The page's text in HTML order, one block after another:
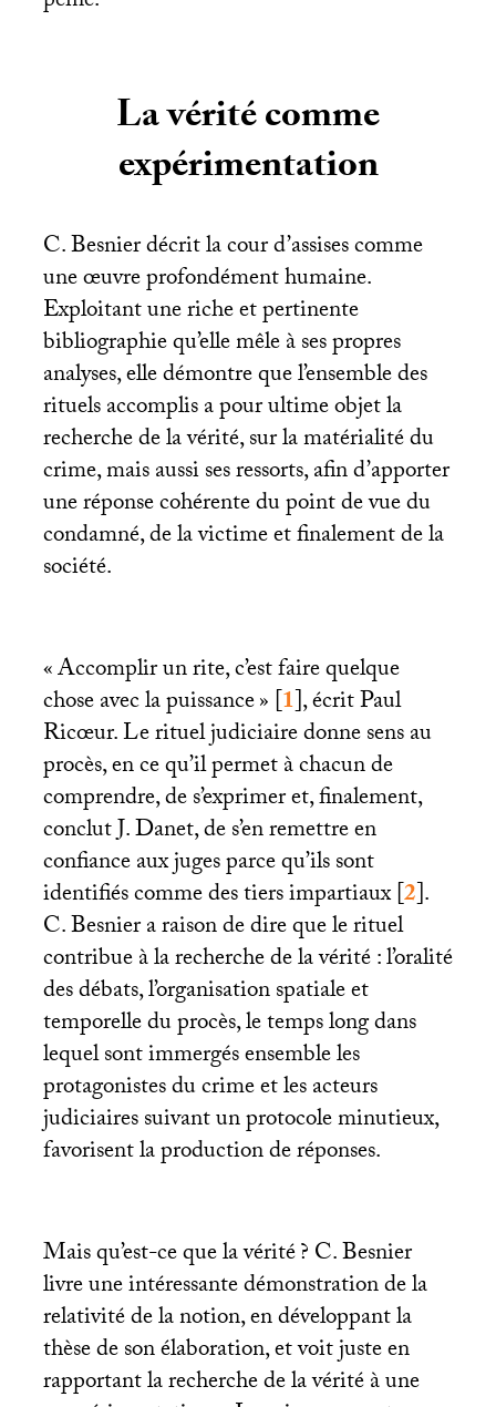
La vérité comme
expérimentation
C. Besnier décrit la cour d’assises comme
une œuvre profondément humaine.
Exploitant une riche et pertinente
bibliographie qu’elle mêle à ses propres
analyses, elle démontre que l’ensemble des
rituels accomplis a pour ultime objet la
recherche de la vérité, sur la matérialité du
crime, mais aussi ses ressorts, afin d’apporter
une réponse cohérente du point de vue du
condamné, de la victime et finalement de la
société.
«Accomplir un rite, c’est faire quelque
chose avec la puissance»[1], écrit Paul
Ricœur. Le rituel judiciaire donne sens au
procès, en ce qu’il permet à chacun de
comprendre, de s’exprimer et, finalement,
conclut J. Danet, de s’en remettre en
confiance aux juges parce qu’ils sont
identifiés comme des tiers impartiaux[2].
C. Besnier a raison de dire que le rituel
contribue à la recherche de la vérité : l’oralité
des débats, l’organisation spatiale et
temporelle du procès, le temps long dans
lequel sont immergés ensemble les
protagonistes du crime et les acteurs
judiciaires suivant un protocole minutieux,
favorisent la production de réponses.
Mais qu’est-ce que la vérité? C. Besnier
livre une intéressante démonstration de la
relativité de la notion, en développant la
thèse de son élaboration, et voit juste en
rapportant la recherche de la vérité à une